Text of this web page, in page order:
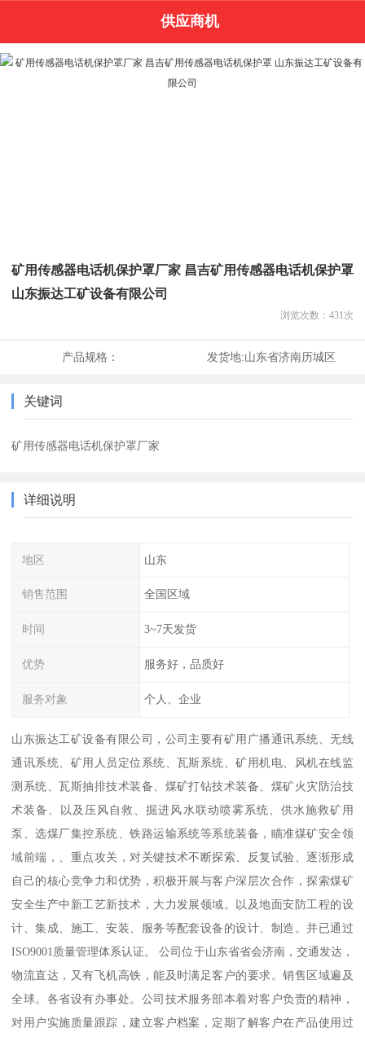
供应商机
矿用传感器电话机保护罩厂家 昌吉矿用传感器电话机保护罩
山东振达工矿设备有限公司
浏览次数： 431 次
产品规格： 发货地:山东省济南历城区
关键词
矿用传感器电话机保护罩厂家
详细说明
地区 山东
销售范围 全国区域
时间 3~7天发货
优势 服务好，品质好
服务对象 个人、企业
山东振达工矿设备有限公司，公司主要有矿用广播通讯系统、无线
通讯系统、矿用人员定位系统、瓦斯系统、矿用机电、风机在线监
测系统、瓦斯抽排技术装备、煤矿打钻技术装备、煤矿火灾防治技
术装备、以及压风自救、掘进风水联动喷雾系统、供水施救矿用
泵、选煤厂集控系统、铁路运输系统等系统装备，瞄准煤矿安全领
域前端，、重点攻关，对关键技术不断探索、反复试验、逐渐形成
自己的核心竞争力和优势，积极开展与客户深层次合作，探索煤矿
安全生产中新工艺新技术，大力发展领域。以及地面安防工程的设
计、集成、施工、安装、服务等配套设备的设计、制造。并已通过
ISO9001质量管理体系认证。 公司位于山东省省会济南，交通发达，
物流直达，又有飞机高铁，能及时满足客户的要求。销售区域遍及
全球。各省设有办事处。公司技术服务部本着对客户负责的精神，
对用户实施质量跟踪，建立客户档案，定期了解客户在产品使用过